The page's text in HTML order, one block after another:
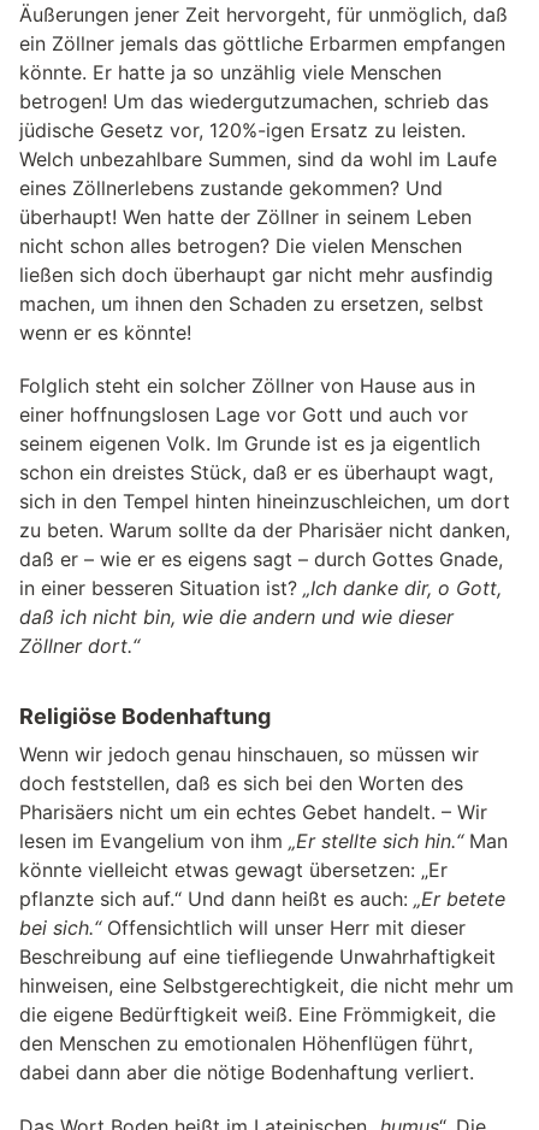
Äußerungen jener Zeit hervorgeht, für unmöglich, daß
ein Zöllner jemals das göttliche Erbarmen empfangen
könnte. Er hatte ja so unzählig viele Menschen
betrogen! Um das wiedergutzumachen, schrieb das
jüdische Gesetz vor, 120%-igen Ersatz zu leisten.
Welch unbezahlbare Summen, sind da wohl im Laufe
eines Zöllnerlebens zustande gekommen? Und
überhaupt! Wen hatte der Zöllner in seinem Leben
nicht schon alles betrogen? Die vielen Menschen
ließen sich doch überhaupt gar nicht mehr ausfindig
machen, um ihnen den Schaden zu ersetzen, selbst
wenn er es könnte!
Folglich steht ein solcher Zöllner von Hause aus in
einer hoffnungslosen Lage vor Gott und auch vor
seinem eigenen Volk. Im Grunde ist es ja eigentlich
schon ein dreistes Stück, daß er es überhaupt wagt,
sich in den Tempel hinten hineinzuschleichen, um dort
zu beten. Warum sollte da der Pharisäer nicht danken,
daß er – wie er es eigens sagt – durch Gottes Gnade,
in einer besseren Situation ist? „Ich danke dir, o Gott,
daß ich nicht bin, wie die andern und wie dieser
Zöllner dort.“
Religiöse Bodenhaftung
Wenn wir jedoch genau hinschauen, so müssen wir
doch feststellen, daß es sich bei den Worten des
Pharisäers nicht um ein echtes Gebet handelt. – Wir
lesen im Evangelium von ihm „Er stellte sich hin.“Man
könnte vielleicht etwas gewagt übersetzen: „Er
pflanzte sich auf.“ Und dann heißt es auch: „Er betete
bei sich.“Offensichtlich will unser Herr mit dieser
Beschreibung auf eine tiefliegende Unwahrhaftigkeit
hinweisen, eine Selbstgerechtigkeit, die nicht mehr um
die eigene Bedürftigkeit weiß. Eine Frömmigkeit, die
den Menschen zu emotionalen Höhenflügen führt,
dabei dann aber die nötige Bodenhaftung verliert.